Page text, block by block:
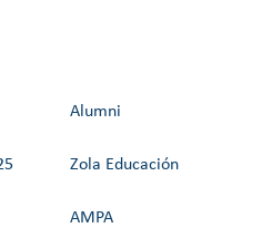
Alumni
Zola Educación
AMPA